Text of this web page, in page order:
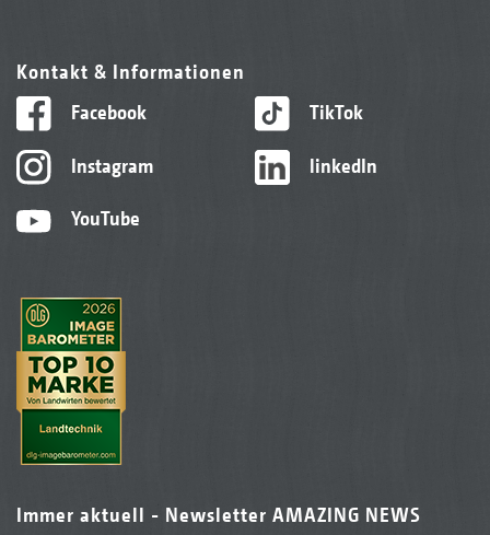
Kontakt & Informationen
Facebook
Instagram
YouTube
TikTok
linkedIn
Immer aktuell - Newsletter AMAZING NEWS